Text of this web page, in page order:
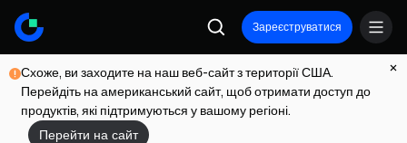
Зареєструватися
Схоже, ви заходите на наш веб-сайт з території США.
Перейдіть на американський сайт, щоб отримати доступ до
продуктів, які підтримуються у вашому регіоні.
Перейти на сайт